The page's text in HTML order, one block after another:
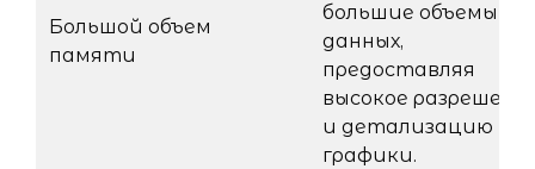
Большой объем
памяти
большие объемы
данных,
предоставляя
высокое
и детализацию
графики.